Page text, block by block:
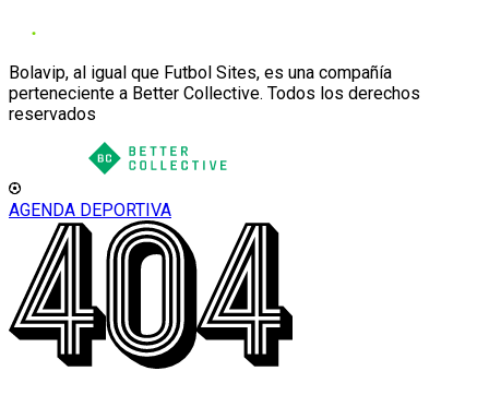
Bolavip, al igual que Futbol Sites, es una compañía
perteneciente a Better Collective. Todos los derechos
reservados
AGENDA DEPORTIVA